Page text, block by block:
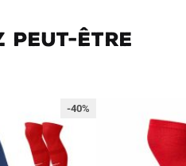
peut-être
-40%